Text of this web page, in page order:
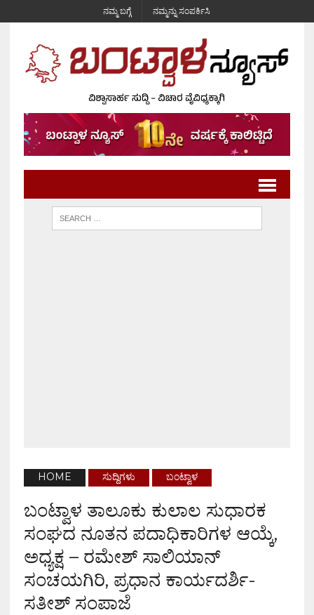
ನಮ್ಮ ಬಗ್ಗೆ ನಮ್ಮನ್ನು ಸಂಪರ್ಕಿಸಿ
HOME ಸುದ್ದಿಗಳು ಬಂಟ್ವಾಳ
ಬಂಟ್ವಾಳ ತಾಲೂಕು ಕುಲಾಲ ಸುಧಾರಕ
ಸಂಘದ ನೂತನ ಪದಾಧಿಕಾರಿಗಳ ಆಯ್ಕೆ,
ಅಧ್ಯಕ್ಷ – ರಮೇಶ್ ಸಾಲಿಯಾನ್
ಸಂಚಯಗಿರಿ, ಪ್ರಧಾನ ಕಾರ್ಯದರ್ಶಿ-
ಸತೀಶ್ ಸಂಪಾಜೆ